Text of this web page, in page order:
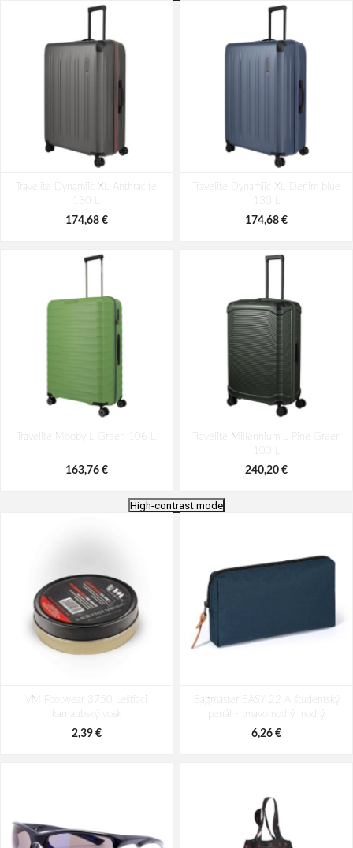
Travelite Dynamiic XL Anthracite
130 L
174,68 €
Travelite Dynamiic XL Denim blue
130 L
174,68 €
Travelite Mooby L Green 106 L
163,76 €
Travelite Millennium L Pine Green
100 L
240,20 €
163,76 €
88/93 L
163,76 €
High-contrast mode
VM Footwear 3750 Leštiaci
karnaubský vosk
2,39 €
Bagmaster EASY 22 A študentský
penál - tmavomodrý modrý
6,26 €